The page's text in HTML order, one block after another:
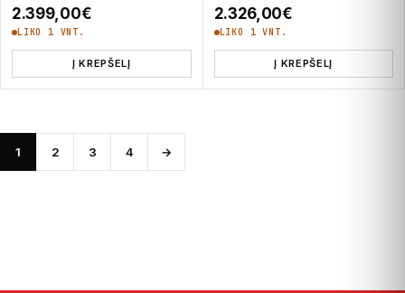
2.399,00€
LIKO 1 VNT.
Į KREPŠELĮ
2.326,00€
LIKO 1 VNT.
Į KREPŠELĮ
1 2 3 4 →